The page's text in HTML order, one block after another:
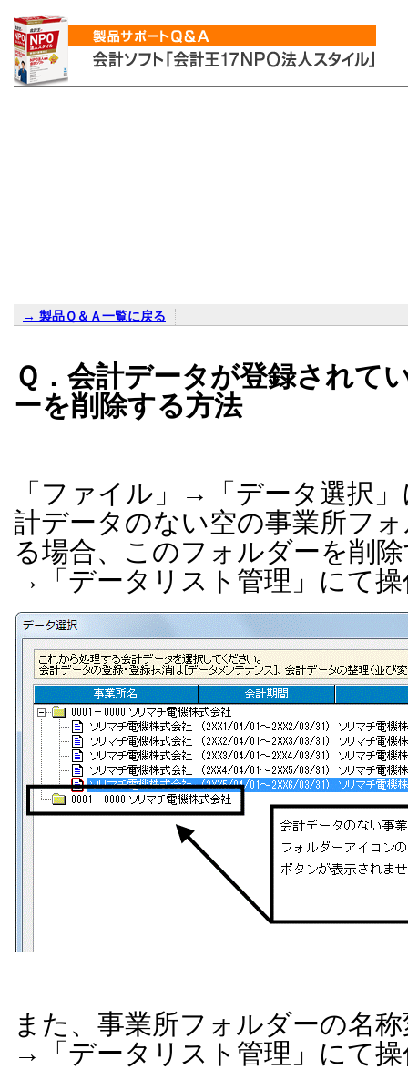
→ 製品Ｑ＆Ａ一覧に戻る
Ｑ．会計データが登録されて
ーを削除する方法
「ファイル」→「データ選択
計データのない空の事業所フ
る場合、このフォルダーを削
→「データリスト管理」にて
また、事業所フォルダーの名
→「データリスト管理」にて